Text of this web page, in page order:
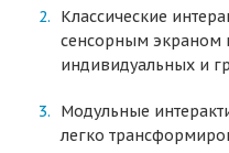
Классические
сенсорным экраном
индивидуальных и
Модульные
легко